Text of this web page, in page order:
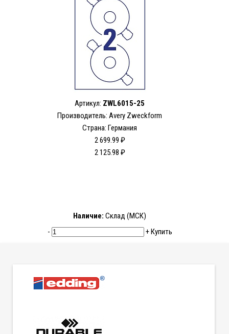
Артикул: ZWL6015-25
Производитель: Avery Zweckform
Страна: Германия
2 699.99 ₽
2 125.98 ₽
Наличие: Склад (МСК)
-
+Купить